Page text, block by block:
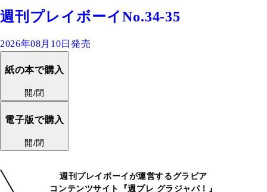
週刊プレイボーイNo.34-35
2026年08月10日発売
紙の本で購入
開/閉
電子版で購入
開/閉
週刊プレイボーイが運営するグラビア
コンテンツサイト『週プレ グラジャパ！』